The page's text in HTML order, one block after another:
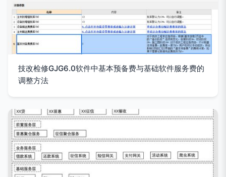
技改检修GJG6.0软件中基本预备费与基础软件服务费的
调整方法